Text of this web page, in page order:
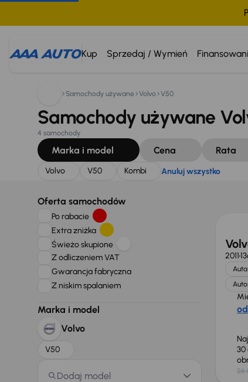
Kup Sprzedaj / Wymień
Szukam: Anuluj wszystko
Samochody używane Volvo V50
Samochody używane
4 samochody
Marka i model Cena Rata
Volvo V50 Kombi Anuluj wszystko
Oferta samochodów
Po rabacie
Extra zniżka
Świeżo skupione
Z odliczeniem VAT
Gwarancja fabryczna
Z niskim spalaniem
Marka i model
Volvo
V50
Dodaj model
2011
od
30
26